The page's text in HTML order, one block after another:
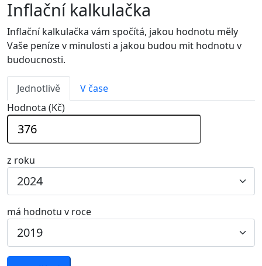
Inflační kalkulačka
Inflační kalkulačka vám spočítá, jakou hodnotu měly
Vaše peníze v minulosti a jakou budou mit hodnotu v
budoucnosti.
Jednotlivě
V čase
Hodnota (Kč)
z roku
má hodnotu v roce